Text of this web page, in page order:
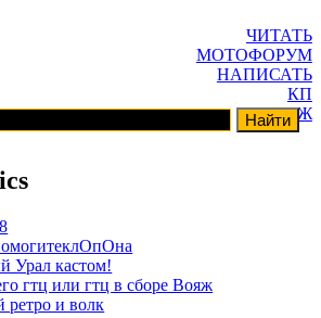
ЧИТАТЬ
МОТОФОРУМ
НАПИСАТЬ
КП
ГАРАЖ
Урал кастом!
гтц или гтц в сборе Вояж
ретро и волк